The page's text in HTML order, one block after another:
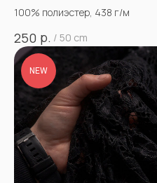
100% полиэстер, 438 г/м
250 р. / 50 cm
NEW